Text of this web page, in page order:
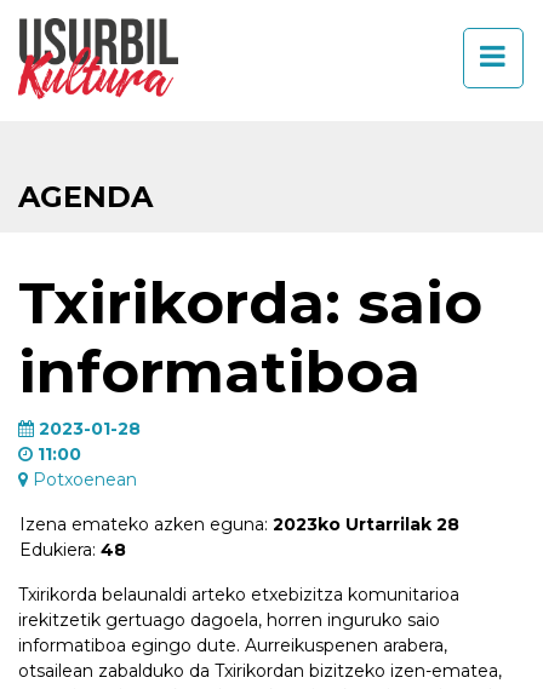
AGENDA
Txirikorda: saio
informatiboa
2023-01-28
11:00
Potxoenean
Izena emateko azken eguna: 2023ko Urtarrilak 28
Edukiera: 48
Txirikorda belaunaldi arteko etxebizitza komunitarioa
irekitzetik gertuago dagoela, horren inguruko saio
informatiboa egingo dute. Aurreikuspenen arabera,
otsailean zabalduko da Txirikordan bizitzeko izen-ematea,